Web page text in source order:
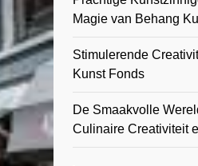
Magie van Behang
Stimulerende
Kunst Fonds
De Smaakvolle
Culinaire Creativiteit